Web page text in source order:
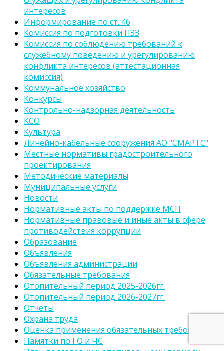
интересов
Информирование по ст. 46
Комиссия по подготовки ПЗЗ
Комиссия по соблюдению требований к
служебному поведению и урегулированию
конфликта интересов (аттестационная
комиссия)
Коммунальное хозяйство
Конкурсы
Контрольно-надзорная деятельность
КСО
Культура
Линейно-кабельные сооружения АО "СМАРТС"
Местные нормативы градостроительного
проектирования
Методические материалы
Муниципальные услуги
Новости
Нормативные акты по поддержке МСП
Нормативные правовые и иные акты в сфере
противодействия коррупции
Образование
Объявления
Объявления администрации
Обязательные требования
Отопительный период 2025-2026гг.
Отопительный период 2026-2027гг.
Отчеты
Охрана труда
Оценка применения обязательных требований
Памятки по ГО и ЧС